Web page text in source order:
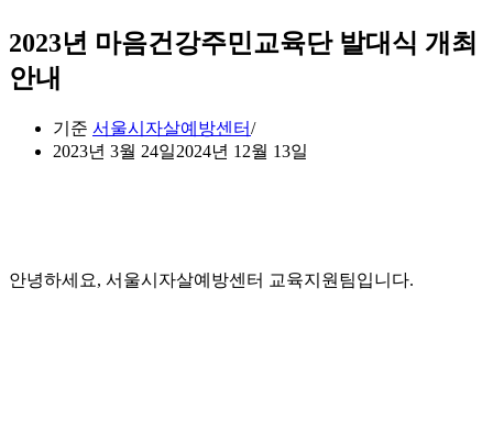
2023년 마음건강주민교육단 발대식 개최
안내
기준 서울시자살예방센터
2023년 3월 24일2024년 12월 13일
안녕하세요, 서울시자살예방센터 교육지원팀입니다.